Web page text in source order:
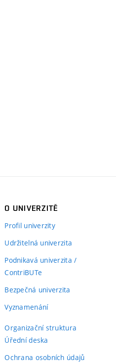
O UNIVERZITĚ
Profil univerzity
Udržitelná univerzita
Podnikavá univerzita /
ContriBUTe
Bezpečná univerzita
Vyznamenání
Organizační struktura
Úřední deska
Ochrana osobních údajů